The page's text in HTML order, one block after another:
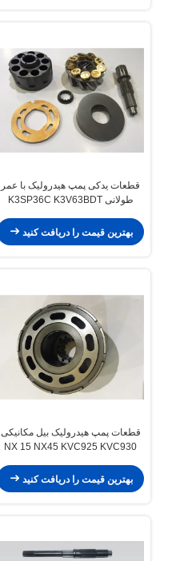
قطعات یدکی پمپ هیدرولیک با عمر
طولانی K3SP36C K3V63BDT
بهترین قیمت را دریافت کنید
قطعات پمپ هیدرولیک بیل مکانیکی
NX 15 NX45 KVC925 KVC930
بهترین قیمت را دریافت کنید